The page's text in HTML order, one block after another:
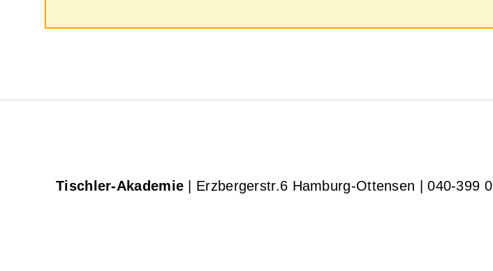
Tischler-Akademie | Erzbergerstr.6 Hamburg-Ottensen | 040-399